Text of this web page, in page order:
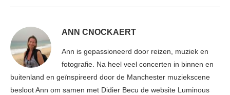
ANN CNOCKAERT
Ann is gepassioneerd door reizen, muziek en
fotografie. Na heel veel concerten in binnen en
buitenland en geïnspireerd door de Manchester muziekscene
besloot Ann om samen met Didier Becu de website Luminous